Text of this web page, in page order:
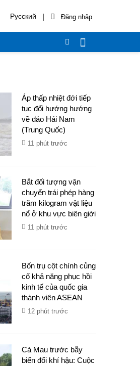
Русский |
Áp thấp nhiệt đới tiếp
tục đổi hướng hướng
về đảo Hải Nam
(Trung Quốc)
11 phút trước
Bắt đối tượng vận
chuyển trái phép hàng
trăm kilogram vật liệu
nổ ở khu vực biên giới
11 phút trước
Bốn trụ cột chính củng
cố khả năng phục hồi
kinh tế của quốc gia
thành viên ASEAN
12 phút trước
Cà Mau trước bẫy
biến đổi khí hậu: Cuộc